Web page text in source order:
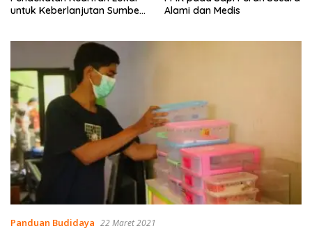
untuk Keberlanjutan Sumber
Alami dan Medis
Panduan Budidaya 22 Maret 2021